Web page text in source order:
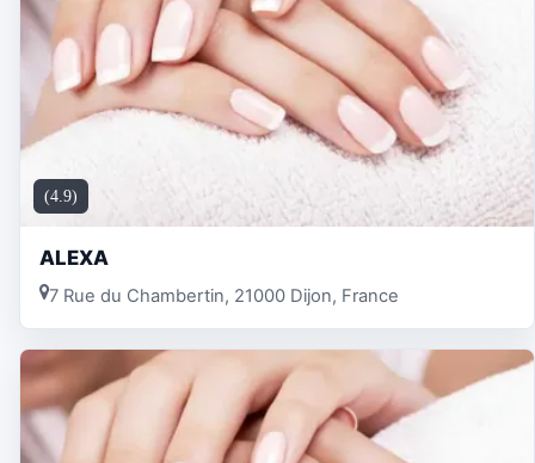
(4.9)
ALEXA
7 Rue du Chambertin, 21000 Dijon, France